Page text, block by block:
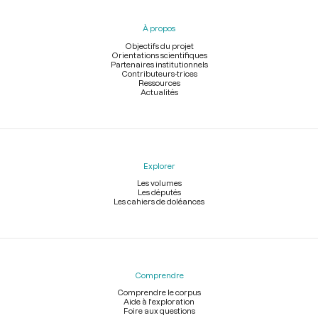
À propos
Objectifs du projet
Orientations scientifiques
Partenaires institutionnels
Contributeurs-trices
Ressources
Actualités
Explorer
Les volumes
Les députés
Les cahiers de doléances
Comprendre
Comprendre le corpus
Aide à l'exploration
Foire aux questions